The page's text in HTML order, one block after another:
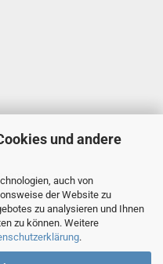
und andere
auch von
der Website zu
zu analysieren und Ihnen
zu können. Weitere
.